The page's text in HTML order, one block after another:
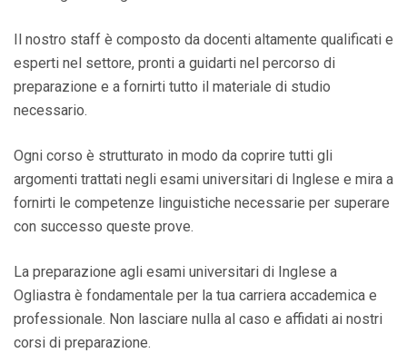
Il nostro staff è composto da docenti altamente qualificati e
esperti nel settore, pronti a guidarti nel percorso di
preparazione e a fornirti tutto il materiale di studio
necessario.
Ogni corso è strutturato in modo da coprire tutti gli
argomenti trattati negli esami universitari di Inglese e mira a
fornirti le competenze linguistiche necessarie per superare
con successo queste prove.
La preparazione agli esami universitari di Inglese a
Ogliastra è fondamentale per la tua carriera accademica e
professionale. Non lasciare nulla al caso e affidati ai nostri
corsi di preparazione.